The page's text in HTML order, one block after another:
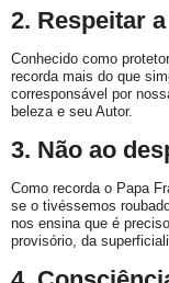
2. Respeitar
Conhecido como
recorda mais do que
corresponsável por
beleza e seu Autor.
3. Não ao
Como recorda o Papa
se o tivéssemos
nos ensina que é
provisório, da